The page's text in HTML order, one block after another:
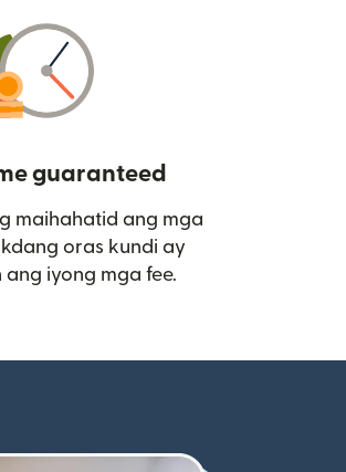
guaranteed
maihahatid ang mga
oras kundi ay
iyong mga fee.